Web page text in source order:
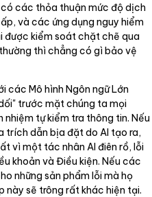
các thỏa thuận mức độ dịch
và các ứng dụng nguy hiểm
được kiểm soát chặt chẽ qua
thì chẳng có gì bảo vệ
các Mô hình Ngôn ngữ Lớn
trước mặt chúng ta mọi
tự kiểm tra thông tin. Nếu
trích dẫn bịa đặt do AI tạo ra,
vì một tác nhân AI điên rồ, lỗi
khoản và Điều kiện. Nếu các
những sản phẩm lỗi mà họ
này sẽ trông rất khác hiện tại.